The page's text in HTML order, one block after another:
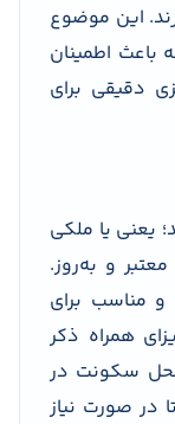
این موضوع
باعث اطمینان
دقیقی برای
یعنی یا ملکی
و به‌روز.
و مناسب برای
همراه ذکر
سکونت در
در صورت نیاز